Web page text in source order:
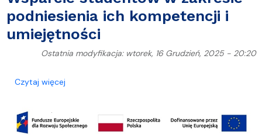
podniesienia ich kompetencji i
umiejętności
Ostatnia modyfikacja: wtorek, 16 Grudzień, 2025 - 20:20
Czytaj więcejo Wsparcie studentów w zakresie podniesienia